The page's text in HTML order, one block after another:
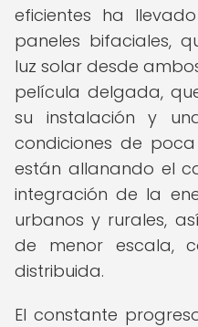
eficientes ha
paneles bifaciales,
luz solar desde
película delgada,
su instalación y
condiciones de poca
están allanando el
integración de la
urbanos y rurales,
de menor escala,
distribuida.
El constante